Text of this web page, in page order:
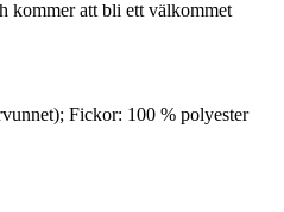
kommer att bli ett välkommet
Fickor: 100 % polyester